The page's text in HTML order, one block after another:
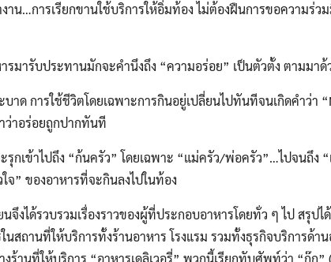
ารเรียกขานใช้บริการให้อิ่มท้อง ไม่ต้องฝืนการขอความร่วม
บประทานมักจะคำนึงถึง “ความอร่อย” เป็นตัวตั้ง ตามมาด้ว
การใช้ชีวิตโดยเฉพาะการกินอยู่เปลี่ยนไปทันทีจนเกิดคำว่า
ว่าอร่อยถูกปากทันที
าไปถึง “ก้นครัว” โดยเฉพาะ “แม่ครัว/พ่อครัว”…ไปจนถึง “
จ” ของอาหารที่จะกินลงไปในท้อง
ด้รวบรวมเรื่องราวของผู้ที่ประกอบอาหารโดยทั่ว ๆ ไป สรุปไ
สถานที่ให้บริการทั้งร้านอาหาร โรงแรม รวมทั้งธุรกิจบริการด้า
ร้านที่ให้บริการ “อาหารเดลิเวอรี่” พวกนี้เรียกทับศัพท์ว่า “กุ๊ก”